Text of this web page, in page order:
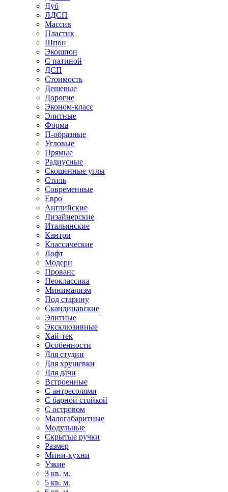
Дуб
ЛДСП
Массив
Пластик
Шпон
Экошпон
С патиной
ДСП
Стоимость
Дешевые
Дорогие
Эконом-класс
Элитные
Форма
П-образные
Угловые
Прямые
Радиусные
Скошенные углы
Стиль
Современные
Евро
Английские
Дизайнерские
Итальянские
Кантри
Классические
Лофт
Модерн
Прованс
Неоклассика
Минимализм
Под старину
Скандинавские
Элитные
Эксклюзивные
Хай-тек
Особенности
Для студии
Для хрущевки
Для дачи
Встроенные
С антресолями
С барной стойкой
С островом
Малогабаритные
Модульные
Скрытые ручки
Размер
Мини-кухни
Узкие
3 кв. м.
5 кв. м.